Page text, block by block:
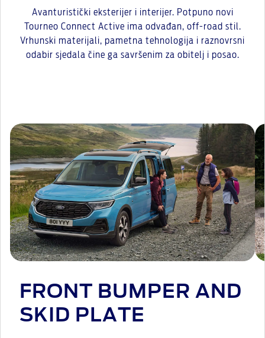
Avanturistički eksterijer i interijer. Potpuno novi
Tourneo Connect Active ima odvađan, off-road stil.
Vrhunski materijali, pametna tehnologija i raznovrsni
odabir sjedala čine ga savršenim za obitelj i posao.
FRONT BUMPER AND
SKID PLATE